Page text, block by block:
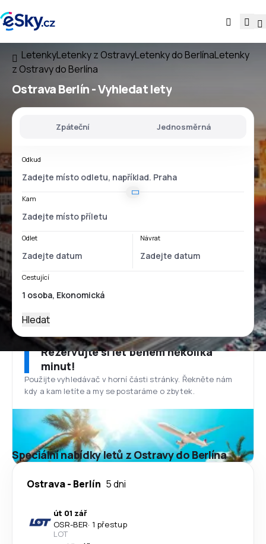
LetenkyLetenky z OstravyLetenky do BerlínaLetenky
z Ostravy do Berlína
Ostrava Berlín- Vyhledat lety
Zpáteční Jednosměrná
Odkud
Kam
Odlet Návrat
Cestující
Hledat
Rezervujte si let během několika
minut!
Použijte vyhledávač v horní části stránky. Řekněte nám
kdy a kam letíte a my se postaráme o zbytek.
Speciální nabídky letů z Ostravy do Berlína
Ostrava- Berlín 5 dni
út 01 zář
OSR-BER· 1 přestup
LOT